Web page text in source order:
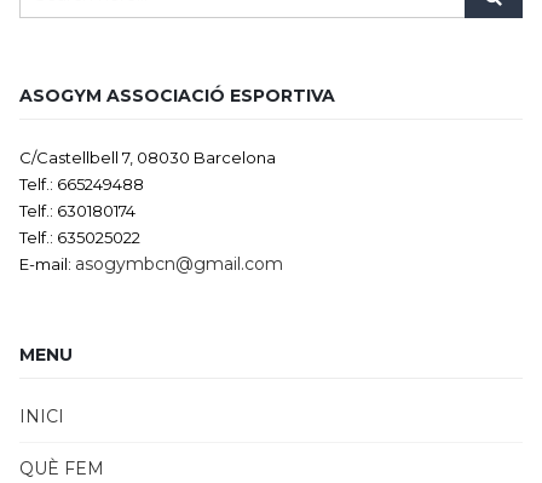
ASOGYM ASSOCIACIÓ ESPORTIVA
C/Castellbell 7, 08030 Barcelona
Telf.: 665249488
Telf.: 630180174
Telf.: 635025022
E-mail: asogymbcn@gmail.com
MENU
INICI
QUÈ FEM